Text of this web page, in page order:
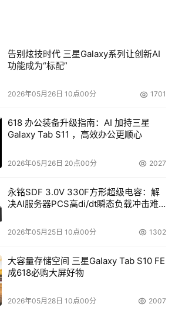
所未有的加强。同时，HP OpenView
系统灾难恢复，增加弹性。它以适用于
阵列的业界第一个全集成零停机备
可以恢复甚至数TB的应用数据，而在
，从磁带恢复相同数量的数据则需要几
Protector 5.1全面保护新兴的IA-64平
于SAN): IA-64上的Windows Server
HP-UX 11.23，IA-64上的Linux
应用程序、操作及存储环境的保护，包
的DB2在线备份，OpenVMS备份，
上的Oracle9i、SQL Server 2000
告别炫技时代 三星Galaxy系列让创新AI
功能成为“标配”
2026年05月26日 10点00分 1701
618 办公装备升级指南：AI 加持三星
Galaxy Tab S11 ，高效办公更顺心
2026年05月26日 20点00分 2027
永铭SDF 3.0V 330F方形超级电容：解
决AI服务器PCS高di/dt瞬态负载冲击难
2026年05月25日 10点00分 1302
大容量存储空间 三星Galaxy Tab S10 FE
成618必购大屏好物
2026年05月28日 10点00分 2007